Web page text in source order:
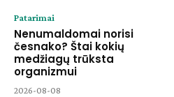
Patarimai
Nenumaldomai norisi
česnako? Štai kokių
medžiagų trūksta
organizmui
2026-08-08